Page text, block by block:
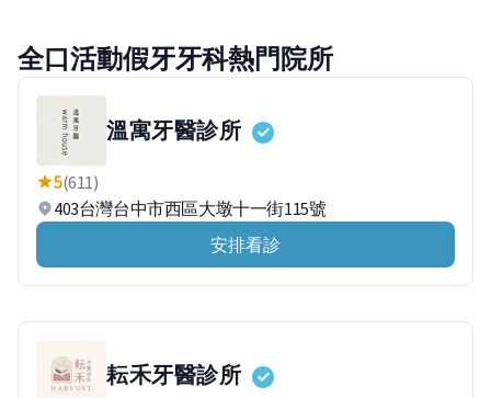
全口活動假牙牙科熱門院所
溫寓牙醫診所
5(611)
403台灣台中市西區大墩十一街115號
安排看診
耘禾牙醫診所